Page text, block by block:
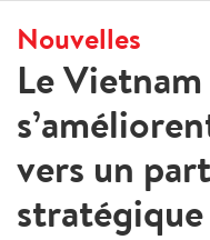
Nouvelles
Le
vers un